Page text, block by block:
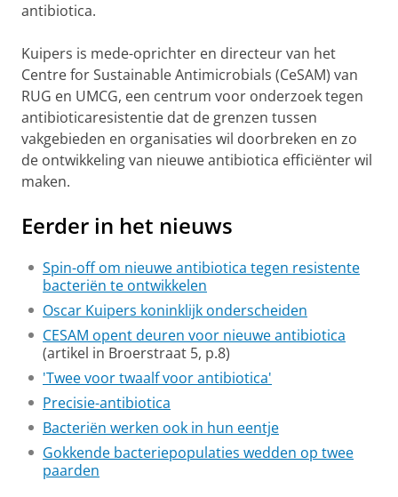
antibiotica.
Kuipers is mede-oprichter en directeur van het
Centre for Sustainable Antimicrobials (CeSAM) van
RUG en UMCG, een centrum voor onderzoek tegen
antibioticaresistentie dat de grenzen tussen
vakgebieden en organisaties wil doorbreken en zo
de ontwikkeling van nieuwe antibiotica efficiënter wil
maken.
Eerder in het nieuws
Spin-off om nieuwe antibiotica tegen resistente
bacteriën te ontwikkelen
Oscar Kuipers koninklijk onderscheiden
CESAM opent deuren voor nieuwe antibiotica
(artikel in Broerstraat 5, p.8)
'Twee voor twaalf voor antibiotica'
Precisie-antibiotica
Bacteriën werken ook in hun eentje
Gokkende bacteriepopulaties wedden op twee
paarden